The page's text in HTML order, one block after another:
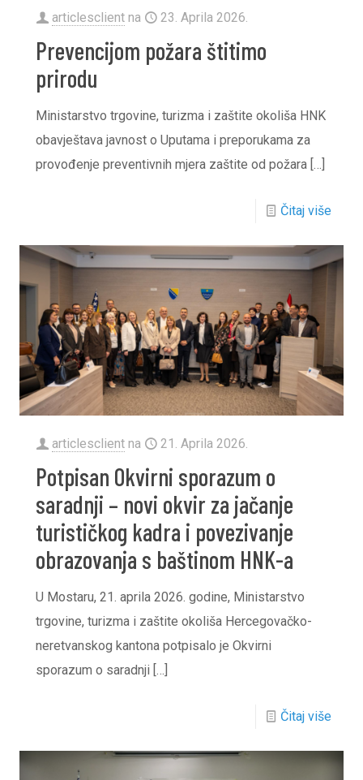
articlesclient na 23. Aprila 2026.
Prevencijom požara štitimo
prirodu
Ministarstvo trgovine, turizma i zaštite okoliša HNK
obavještava javnost o Uputama i preporukama za
provođenje preventivnih mjera zaštite od požara […]
Čitaj više
articlesclient na 21. Aprila 2026.
Potpisan Okvirni sporazum o
saradnji – novi okvir za jačanje
turističkog kadra i povezivanje
obrazovanja s baštinom HNK-a
U Mostaru, 21. aprila 2026. godine, Ministarstvo
trgovine, turizma i zaštite okoliša Hercegovačko-
neretvanskog kantona potpisalo je Okvirni
sporazum o saradnji […]
Čitaj više